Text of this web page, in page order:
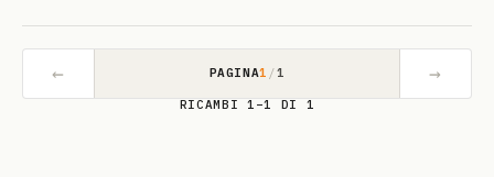
← PAGINA1 /1 →
RICAMBI 1–1 DI 1